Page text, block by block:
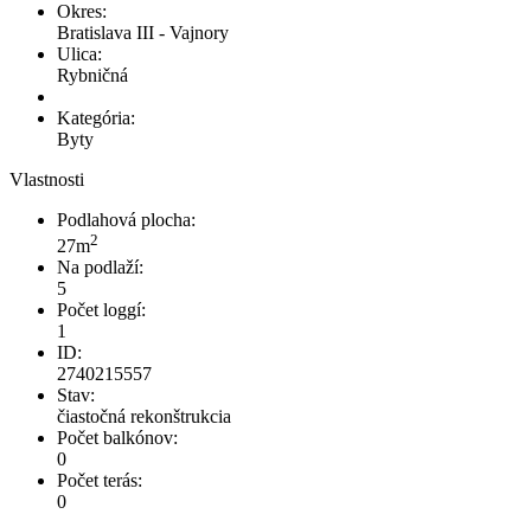
Okres:
Bratislava III - Vajnory
Ulica:
Rybničná
Kategória:
Byty
Vlastnosti
Podlahová plocha:
27m2
Na podlaží:
5
Počet loggí:
1
ID:
2740215557
Stav:
čiastočná rekonštrukcia
Počet balkónov:
0
Počet terás:
0